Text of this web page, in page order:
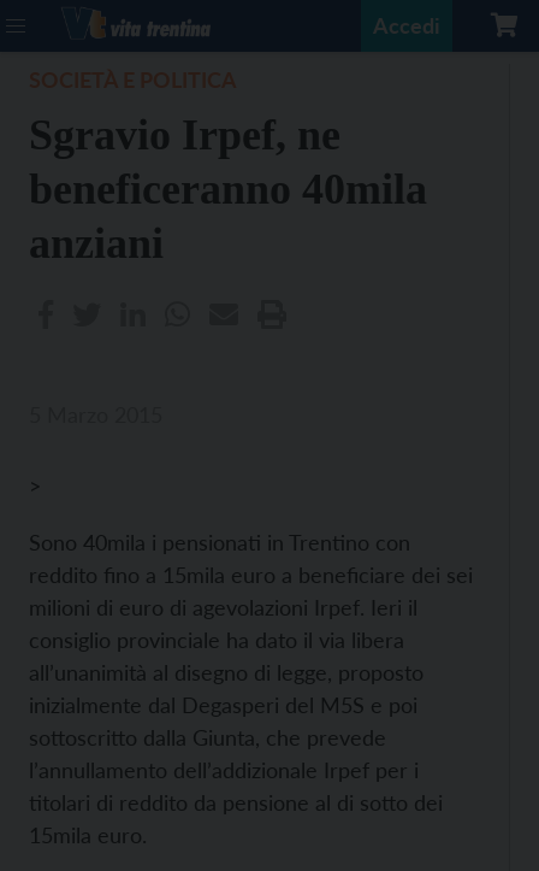
Accedi
Sgravio Irpef, ne
beneficeranno 40mila
anziani
>
Sono 40mila i pensionati in Trentino con
reddito fino a 15mila euro a beneficiare dei sei
milioni di euro di agevolazioni Irpef. Ieri il
consiglio provinciale ha dato il via libera
all’unanimità al disegno di legge, proposto
inizialmente dal Degasperi del M5S e poi
sottoscritto dalla Giunta, che prevede
l’annullamento dell’addizionale Irpef per i
titolari di reddito da pensione al di sotto dei
15mila euro.